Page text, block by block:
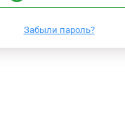
Забыли пароль?